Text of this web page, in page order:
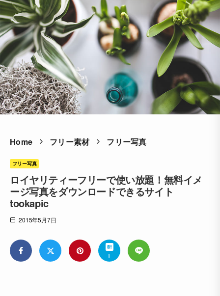
Home フリー素材 フリー写真
フリー写真
ロイヤリティーフリーで使い放題！無料イメ
ージ写真をダウンロードできるサイト
tookapic
2015年5月7日
1